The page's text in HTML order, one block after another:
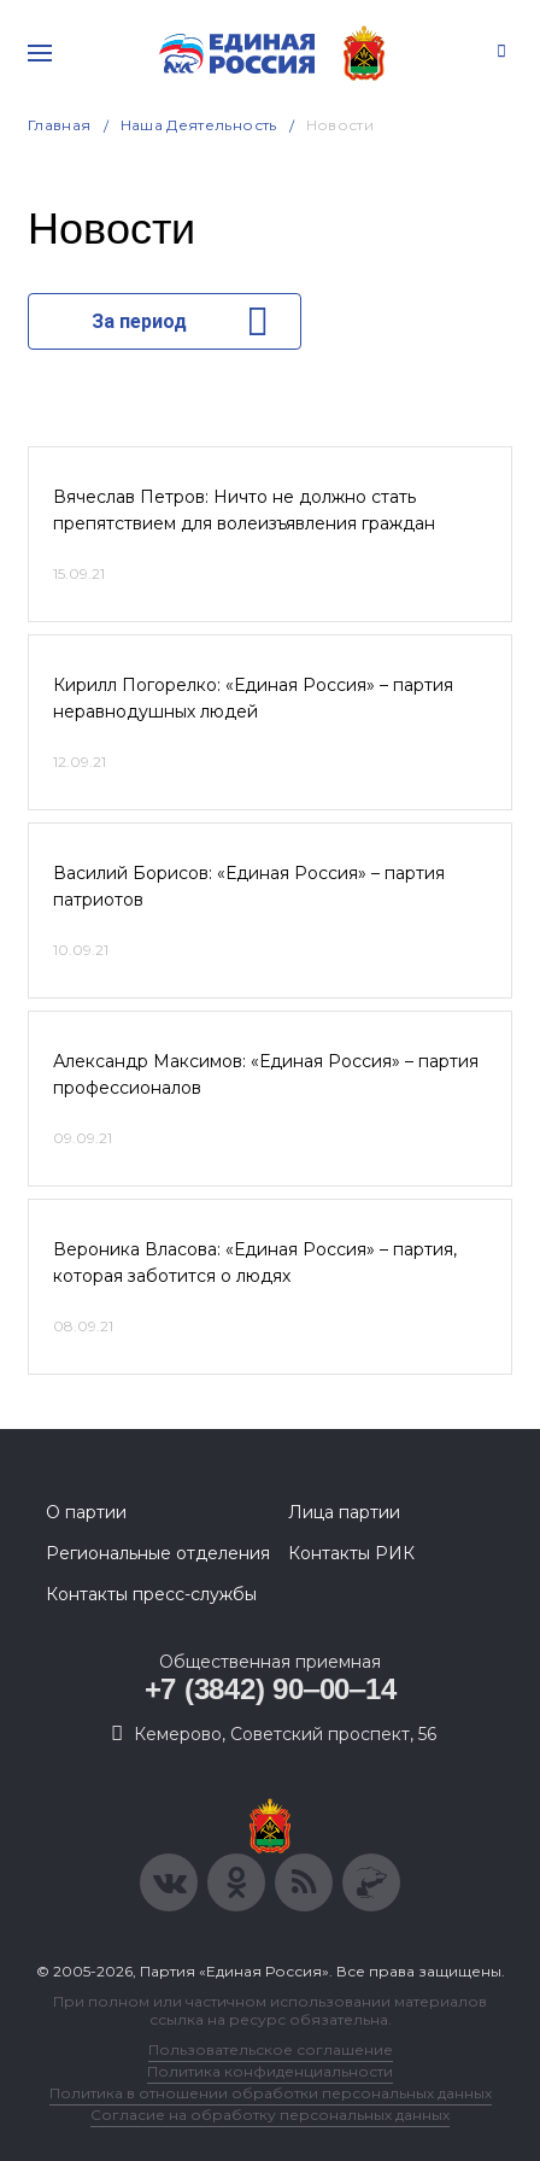
Главная Наша Деятельность Новости
Новости
За период
Вячеслав Петров: Ничто не должно стать
препятствием для волеизъявления граждан
15.09.21
Кирилл Погорелко: «Единая Россия» – партия
неравнодушных людей
12.09.21
Василий Борисов: «Единая Россия» – партия
патриотов
10.09.21
Александр Максимов: «Единая Россия» – партия
профессионалов
09.09.21
Вероника Власова: «Единая Россия» – партия,
которая заботится о людях
08.09.21
О партии
Лица партии
Региональные отделения
Контакты РИК
Контакты пресс-службы
Общественная приемная
+7 (3842) 90‒00‒14
​Кемерово, Советский проспект, 56
© 2005-2026, Партия «Единая Россия». Все права защищены.
При полном или частичном использовании материалов
ссылка на ресурс обязательна.
Пользовательское соглашение
Политика конфиденциальности
Политика в отношении обработки персональных данных
Согласие на обработку персональных данных